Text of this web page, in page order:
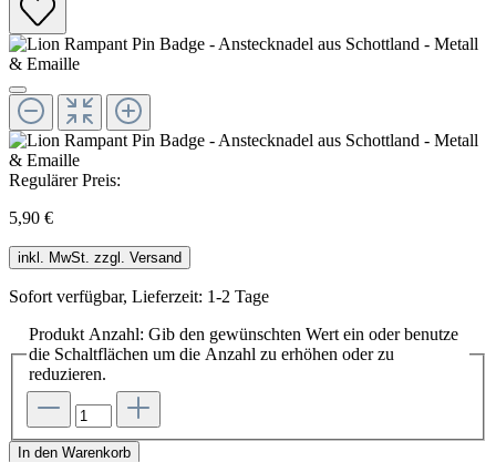
Regulärer Preis:
5,90 €
inkl. MwSt. zzgl. Versand
Sofort verfügbar, Lieferzeit: 1-2 Tage
Produkt Anzahl: Gib den gewünschten Wert ein oder benutze
die Schaltflächen um die Anzahl zu erhöhen oder zu
reduzieren.
In den Warenkorb